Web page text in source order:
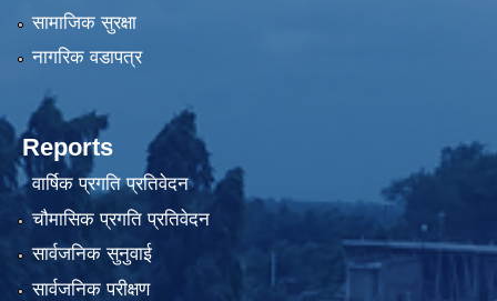
सामाजिक सुरक्षा
नागरिक वडापत्र
Reports
वार्षिक प्रगति प्रतिवेदन
चौमासिक प्रगति प्रतिवेदन
सार्वजनिक सुनुवाई
सार्वजनिक परीक्षण